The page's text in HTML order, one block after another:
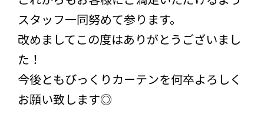
スタッフ一同努めて参ります。
改めましてこの度はありがとうございまし
た！
今後ともびっくりカーテンを何卒よろしく
お願い致します◎